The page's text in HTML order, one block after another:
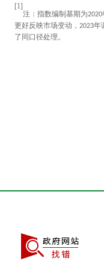
[1]
注：指数编制基期为2020
更好反映市场变动，2023年
了同口径处理。